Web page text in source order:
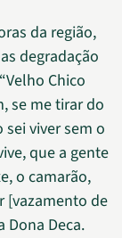
da região,
degradação
Chico
se me tirar do
viver sem o
que a gente
o camarão,
[vazamento de
Dona Deca.